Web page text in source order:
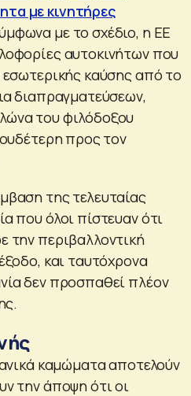
με κινητήρες
με το σχέδιο, η ΕΕ
αυτοκινήτων που
εσωτερικής καύσης από το
διαπραγματεύσεων,
του φιλόδοξου
προς τον
της τελευταίας
που όλοι πίστευαν ότι
την περιβαλλοντική
και ταυτόχρονα
δεν προσπαθεί πλέον
καμώματα αποτελούν
την άποψη ότι οι